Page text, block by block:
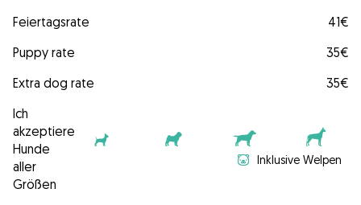
Feiertagsrate
41€
Puppy rate
35€
Extra dog rate
35€
Ich
akzeptiere
Hunde
aller
Größen
Inklusive Welpen